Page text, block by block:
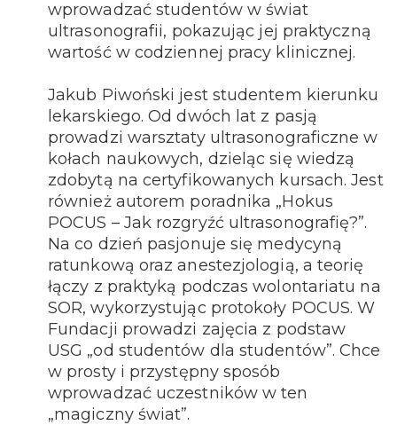
wprowadzać studentów w świat
ultrasonografii, pokazując jej praktyczną
wartość w codziennej pracy klinicznej.
Jakub Piwoński jest studentem kierunku
lekarskiego. Od dwóch lat z pasją
prowadzi warsztaty ultrasonograficzne w
kołach naukowych, dzieląc się wiedzą
zdobytą na certyfikowanych kursach. Jest
również autorem poradnika „Hokus
POCUS – Jak rozgryźć ultrasonografię?”.
Na co dzień pasjonuje się medycyną
ratunkową oraz anestezjologią, a teorię
łączy z praktyką podczas wolontariatu na
SOR, wykorzystując protokoły POCUS. W
Fundacji prowadzi zajęcia z podstaw
USG „od studentów dla studentów”. Chce
w prosty i przystępny sposób
wprowadzać uczestników w ten
„magiczny świat”.